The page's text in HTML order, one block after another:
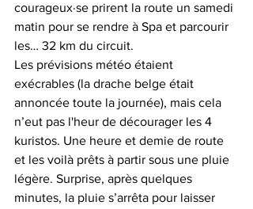
courageux·se prirent la route un samedi
matin pour se rendre à Spa et parcourir
les… 32 km du circuit.
Les prévisions météo étaient
exécrables (la drache belge était
annoncée toute la journée), mais cela
n’eut pas l'heur de décourager les 4
kuristos. Une heure et demie de route
et les voilà prêts à partir sous une pluie
légère. Surprise, après quelques
minutes, la pluie s’arrêta pour laisser